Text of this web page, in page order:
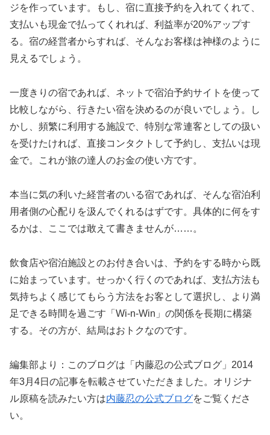
ジを作っています。もし、宿に直接予約を入れてくれて、
支払いも現金で払ってくれれば、利益率が20%アップす
る。宿の経営者からすれば、そんなお客様は神様のように
見えるでしょう。
一度きりの宿であれば、ネットで宿泊予約サイトを使って
比較しながら、行きたい宿を決めるのが良いでしょう。し
かし、頻繁に利用する施設で、特別な常連客としての扱い
を受けたければ、直接コンタクトして予約し、支払いは現
金で。これが旅の達人のお金の使い方です。
本当に気の利いた経営者のいる宿であれば、そんな宿泊利
用者側の心配りを汲んでくれるはずです。具体的に何をす
るかは、ここでは敢えて書きませんが……。
飲食店や宿泊施設とのお付き合いは、予約をする時から既
に始まっています。せっかく行くのであれば、支払方法も
気持ちよく感じてもらう方法をお客として選択し、より満
足できる時間を過ごす「Wi-n-Win」の関係を長期に構築
する。その方が、結局はおトクなのです。
編集部より：このブログは「内藤忍の公式ブログ」2014
年3月4日の記事を転載させていただきました。オリジナ
ル原稿を読みたい方は内藤忍の公式ブログをご覧くださ
い。